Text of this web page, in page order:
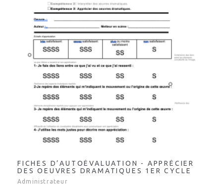
FICHES D’AUTOÉVALUATION - APPRÉCIER
DES OEUVRES DRAMATIQUES 1ER CYCLE
Administrateur